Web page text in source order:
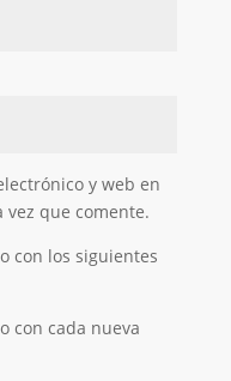
y web en
vez que comente.
con los siguientes
con cada nueva